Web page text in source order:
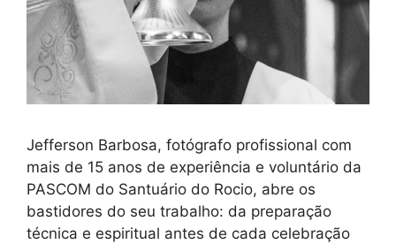
Jefferson Barbosa, fotógrafo profissional com
mais de 15 anos de experiência e voluntário da
PASCOM do Santuário do Rocio, abre os
bastidores do seu trabalho: da preparação
técnica e espiritual antes de cada celebração